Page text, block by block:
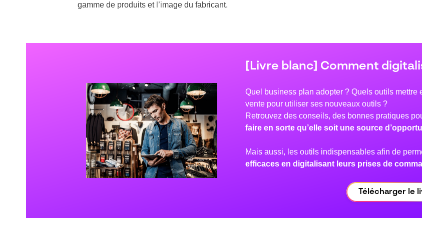
gamme de produits et l’image du fabricant.
[Livre blanc] Comment
Quel business plan adopter ? Quels outils mettre
vente pour utiliser ses nouveaux outils ?
Retrouvez des conseils, des bonnes pratiques
faire en sorte qu’elle soit une source
Mais aussi, les outils indispensables afin de
efficaces en digitalisant leurs prises de
Télécharger le